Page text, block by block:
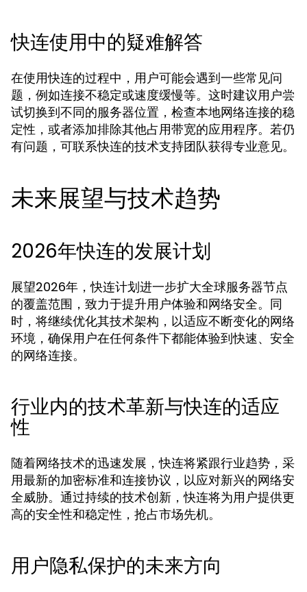
快连使用中的疑难解答
在使用快连的过程中，用户可能会遇到一些常见问
题，例如连接不稳定或速度缓慢等。这时建议用户尝
试切换到不同的服务器位置，检查本地网络连接的稳
定性，或者添加排除其他占用带宽的应用程序。若仍
有问题，可联系快连的技术支持团队获得专业意见。
未来展望与技术趋势
2026年快连的发展计划
展望2026年，快连计划进一步扩大全球服务器节点
的覆盖范围，致力于提升用户体验和网络安全。同
时，将继续优化其技术架构，以适应不断变化的网络
环境，确保用户在任何条件下都能体验到快速、安全
的网络连接。
行业内的技术革新与快连的适应
性
随着网络技术的迅速发展，快连将紧跟行业趋势，采
用最新的加密标准和连接协议，以应对新兴的网络安
全威胁。通过持续的技术创新，快连将为用户提供更
高的安全性和稳定性，抢占市场先机。
用户隐私保护的未来方向